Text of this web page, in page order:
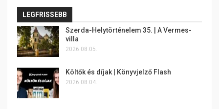
LEGFRISSEBB
Szerda-Helytörténelem 35. | A Vermes-
villa
2026.08.05.
Költők és díjak | Könyvjelző Flash
2026.08.04.